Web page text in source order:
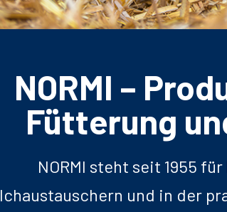
SICHER
NORMI –
Fütterung
NORMI steht seit 1955
und in der